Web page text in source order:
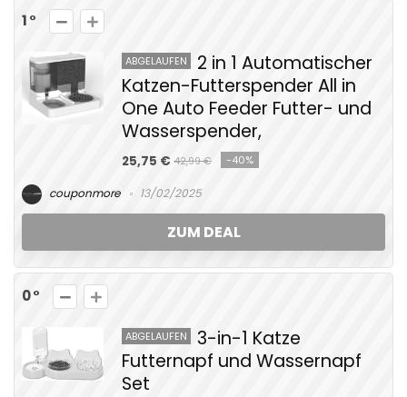
1
ABGELAUFEN
2 in 1 Automatischer
Katzen-Futterspender All in
One Auto Feeder Futter- und
Wasserspender,
25,75 € 42,99 € -40%
couponmore 13/02/2025
ZUM DEAL
0
ABGELAUFEN
3-in-1 Katze
Futternapf und Wassernapf
Set